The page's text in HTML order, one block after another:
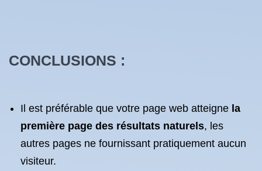
CONCLUSIONS :
Il est préférable que votre page web atteigne la
première page des résultats naturels, les
autres pages ne fournissant pratiquement aucun
visiteur.